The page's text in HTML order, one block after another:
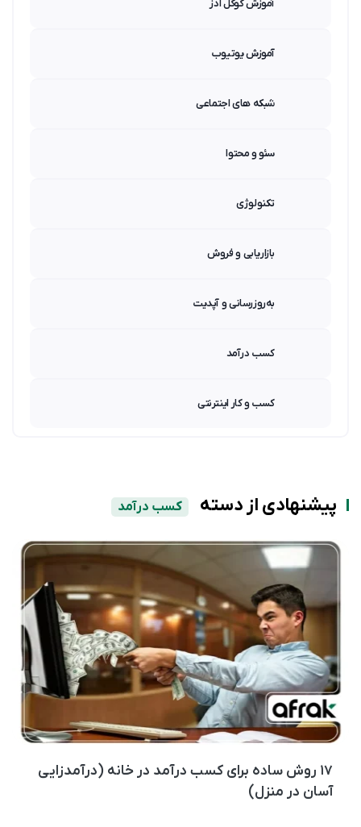
آموزش گوگل ادز
آموزش یوتیوب
شبکه های اجتماعی
سئو و محتوا
تکنولوژی
بازاریابی و فروش
به‌روزرسانی و آپدیت
کسب درآمد
کسب و کار اینترنتی
پیشنهادی از دسته کسب درآمد
۱۷ روش ساده برای کسب درآمد در خانه (درآمدزایی
آسان در منزل)